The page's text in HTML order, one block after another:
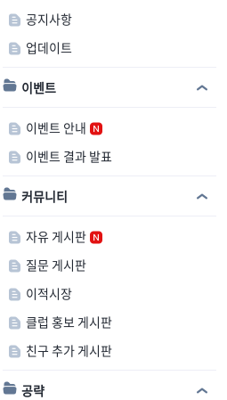
공지사항
업데이트
이벤트
이벤트 안내
이벤트 결과 발표
커뮤니티
자유 게시판
질문 게시판
이적시장
클럽 홍보 게시판
친구 추가 게시판
공략